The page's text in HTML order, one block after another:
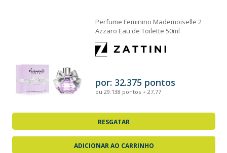
Perfume Feminino Mademoiselle 2
Azzaro Eau de Toilette 50ml
por: 32.375 pontos
ou 29.138 pontos + 27,77
RESGATAR
ADICIONAR AO CARRINHO